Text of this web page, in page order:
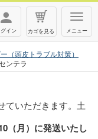
T
o
g
e
a
メニュー
カゴを見る
イン
（頭皮トラブル対策）
ンテラ
ていただきます。土
（月）に発送いたし